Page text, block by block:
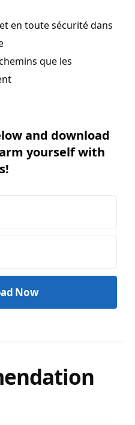
en toute sécurité dans
que les
and download
yourself with